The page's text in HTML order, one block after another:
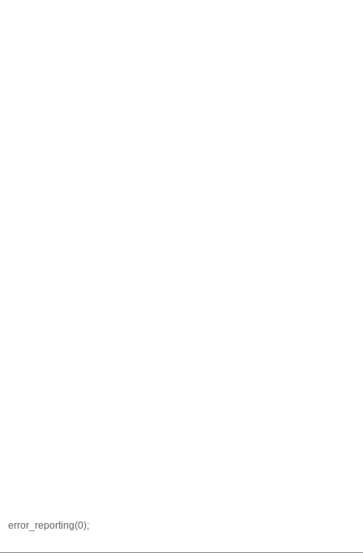
error_reporting(0);